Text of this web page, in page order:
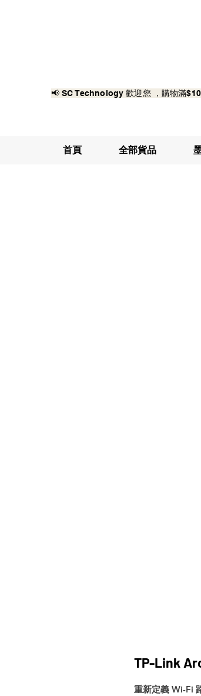
📢 SC Technology 歡迎您 ，購物滿
首頁 全部貨品
TP-Link
重新定義 Wi-Fi